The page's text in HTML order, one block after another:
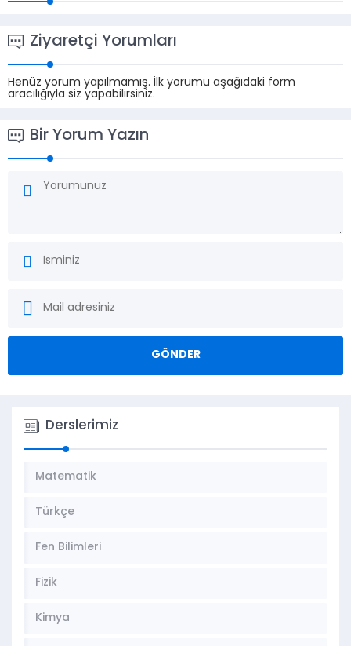
Ziyaretçi Yorumları
Henüz yorum yapılmamış. İlk yorumu aşağıdaki form
aracılığıyla siz yapabilirsiniz.
Bir Yorum Yazın
Derslerimiz
Matematik
Türkçe
Fen Bilimleri
Fizik
Kimya